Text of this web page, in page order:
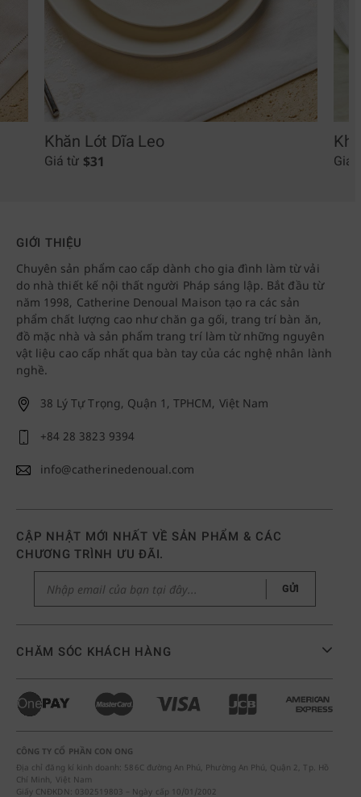
Khăn Lót Dĩa Leo
Giá từ $31 Giá
GIỚI THIỆU
Chuyên sản phẩm cao cấp dành cho gia đình làm từ vải
do nhà thiết kế nội thất người Pháp sáng lập. Bắt đầu từ
năm 1998, Catherine Denoual Maison tạo ra các sản
phẩm chất lượng cao như chăn ga gối, trang trí bàn ăn,
đồ mặc nhà và sản phẩm trang trí làm từ những nguyên
vật liệu cao cấp nhất qua bàn tay của các nghệ nhân lành
nghề.
38 Lý Tự Trọng, Quận 1, TPHCM, Việt Nam
+84 28 3823 9394
info@catherinedenoual.com
CHĂM SÓC KHÁCH HÀNG
CẬP NHẬT MỚI NHẤT VỀ SẢN PHẨM & CÁC
CHƯƠNG TRÌNH ƯU ĐÃI.
GỬI
CÔNG TY CỔ PHẦN CON ONG
Địa chỉ đăng kí kinh doanh: 586C đường An Phú, Phường An Phú, Quận 2, Tp. Hồ
Chí Minh, Việt Nam
Giấy CNĐKDN: 0302519803 – Ngày cấp 10/01/2002